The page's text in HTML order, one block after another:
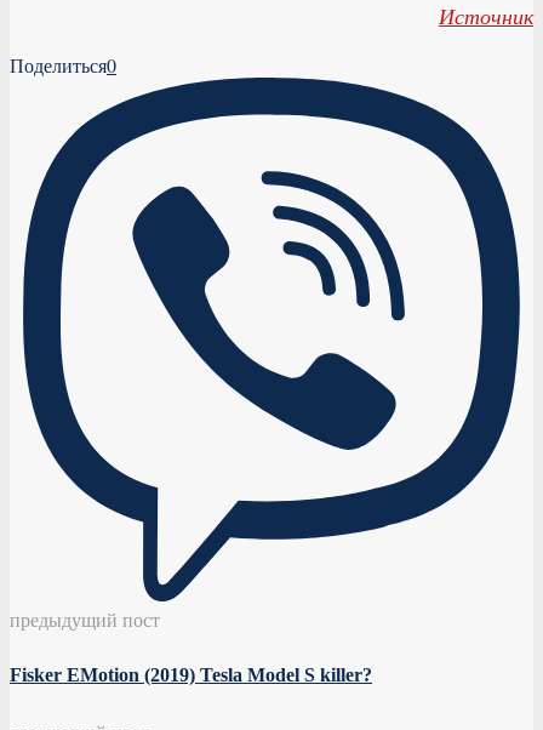
Источник
Поделиться0
предыдущий пост
Fisker EMotion (2019) Tesla Model S killer?